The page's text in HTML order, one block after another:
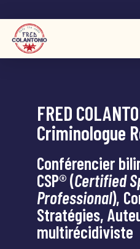
FRED
Criminologue
Conférencier
CSP® (Certified
Professional),
Stratégies,
multirécidiviste